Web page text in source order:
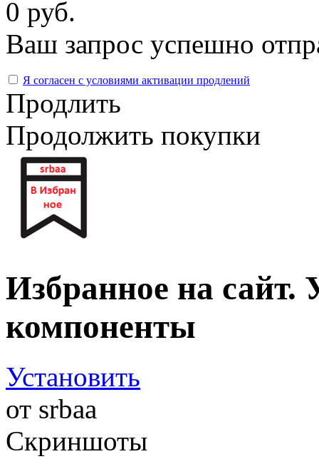
0 руб.
Ваш запрос успешно
Я согласен с условиями активации продлений
Продлить
Продолжить покупки
Избранное на сайт.
компоненты
Установить
от srbaa
Скриншоты